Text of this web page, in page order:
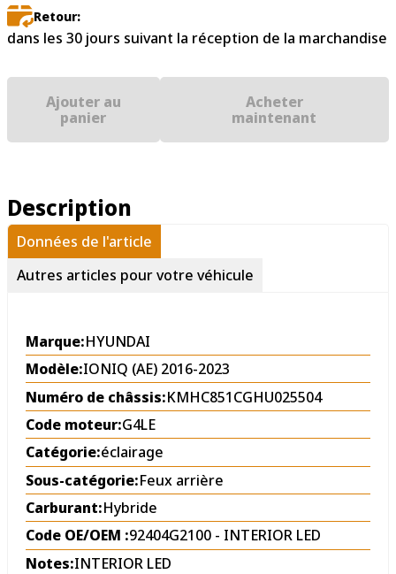
Retour:
dans les 30 jours suivant la réception de la marchandise
Ajouter au
panier
Acheter
maintenant
Description
Données de l'article
Autres articles pour votre véhicule
Marque:HYUNDAI
Modèle:IONIQ (AE) 2016-2023
Numéro de châssis:KMHC851CGHU025504
Code moteur:G4LE
Catégorie:éclairage
Sous-catégorie:Feux arrière
Carburant:Hybride
Code OE/OEM :92404G2100 - INTERIOR LED
Notes:INTERIOR LED